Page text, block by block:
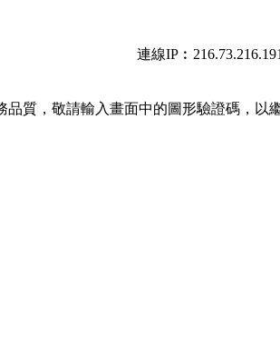
連線
質，敬請輸入畫面中的圖形驗證碼，以